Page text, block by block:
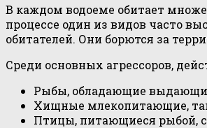
В каждом водоеме обитает
процессе один из видов часто
обитателей. Они борются за
Среди основных агрессоров,
Рыбы, обладающие
Хищные млекопитающие,
Птицы, питающиеся рыбой,